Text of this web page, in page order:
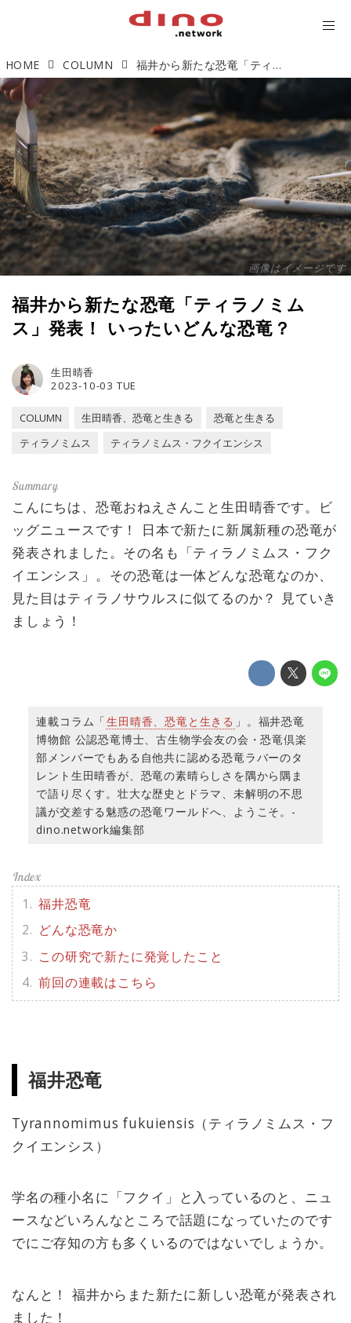
HOME COLUMN 福井から新たな恐竜「ティラノミムス」発表！ いったいどんな恐竜？
画像はイメージです
福井から新たな恐竜「ティラノミム
ス」発表！ いったいどんな恐竜？
2023-10-03 TUE
生田晴香
COLUMN 生田晴香、恐竜と生きる
恐竜と生きる
ティラノミムス
ティラノミムス・フクイエンシス
こんにちは、恐竜おねえさんこと生田晴香です。ビ
ッグニュースです！ 日本で新たに新属新種の恐竜が
発表されました。その名も「ティラノミムス・フク
イエンシス」。その恐竜は一体どんな恐竜なのか、
見た目はティラノサウルスに似てるのか？ 見ていき
ましょう！
連載コラム「生田晴香、恐竜と生きる 」。福井恐竜
博物館 公認恐竜博士、古生物学会友の会・恐竜倶楽
部メンバーでもある自他共に認める恐竜ラバーのタ
レント生田晴香が、恐竜の素晴らしさを隅から隅ま
で語り尽くす。壮大な歴史とドラマ、未解明の不思
議が交差する魅惑の恐竜ワールドへ、ようこそ。-
dino.network編集部
福井恐竜
どんな恐竜か
この研究で新たに発覚したこと
前回の連載はこちら
福井恐竜
Tyrannomimus fukuiensis（ティラノミムス・フ
クイエンシス）
学名の種小名に「フクイ」と入っているのと、ニュ
ースなどいろんなところで話題になっていたのです
でにご存知の方も多くいるのではないでしょうか。
なんと！ 福井からまた新たに新しい恐竜が発表され
ました！